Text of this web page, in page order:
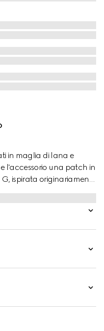
in maglia di lana e
l'accessorio una patch in
ispirata originariamente